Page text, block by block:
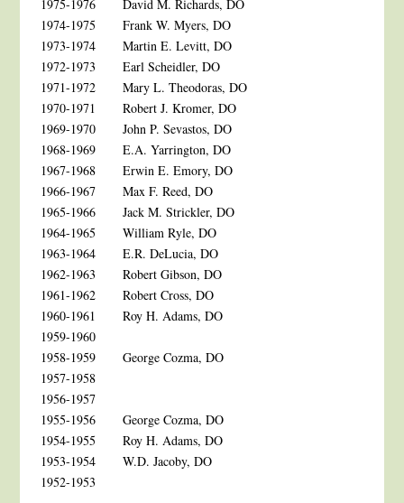
1975-1976
David M. Richards, DO
1974-1975
Frank W. Myers, DO
1973-1974
Martin E. Levitt, DO
1972-1973
Earl Scheidler, DO
1971-1972
Mary L. Theodoras, DO
1970-1971
Robert J. Kromer, DO
1969-1970
John P. Sevastos, DO
1968-1969
E.A. Yarrington, DO
1967-1968
Erwin E. Emory, DO
1966-1967
Max F. Reed, DO
1965-1966
Jack M. Strickler, DO
1964-1965
William Ryle, DO
1963-1964
E.R. DeLucia, DO
1962-1963
Robert Gibson, DO
1961-1962
Robert Cross, DO
1960-1961
Roy H. Adams, DO
1959-1960
1958-1959
George Cozma, DO
1957-1958
1956-1957
1955-1956
George Cozma, DO
1954-1955
Roy H. Adams, DO
1953-1954
W.D. Jacoby, DO
1952-1953